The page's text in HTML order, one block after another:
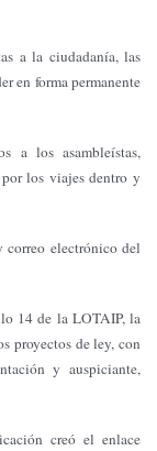
a la ciudadanía, las
en forma permanente
a los asambleístas,
los viajes dentro y
correo electrónico del
14 de la LOTAIP, la
proyectos de ley, con
y auspiciante,
creó el enlace